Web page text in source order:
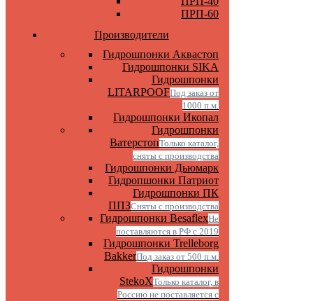
ПРП-60
Производители
Гидрошпонки Аквастоп
Гидрошпонки SIKA
Гидрошпонки
LITARPOOFПод заказ от
1000 п.м.
Гидрошпонки Икопал
Гидрошпонки
ВатерстопТолько каталог,
сняты с производства
Гидрошпонки Дьюмарк
Гидропшонки Патриот
Гидрошпонки ПК
ППЗСняты с производства
Гидрошпонки BesaflexНе
поставляются в РФ с 2019
Гидрошпонки Trelleborg
BakkerПод заказ от 500 п.м.
Гидрошпонки
StekoXТолько каталог, в
Россию не поставляется с